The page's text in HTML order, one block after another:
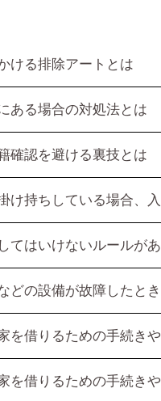
ける排除アートとは
る場合の対処法とは
認を避ける裏技とは
持ちしている場合、
はいけないルールが
の設備が故障したと
借りるための手続きや
借りるための手続きや